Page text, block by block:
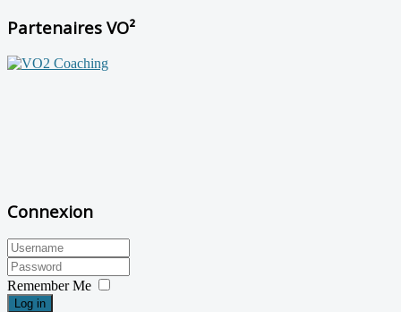
Partenaires VO²
Connexion
Remember Me
Log in